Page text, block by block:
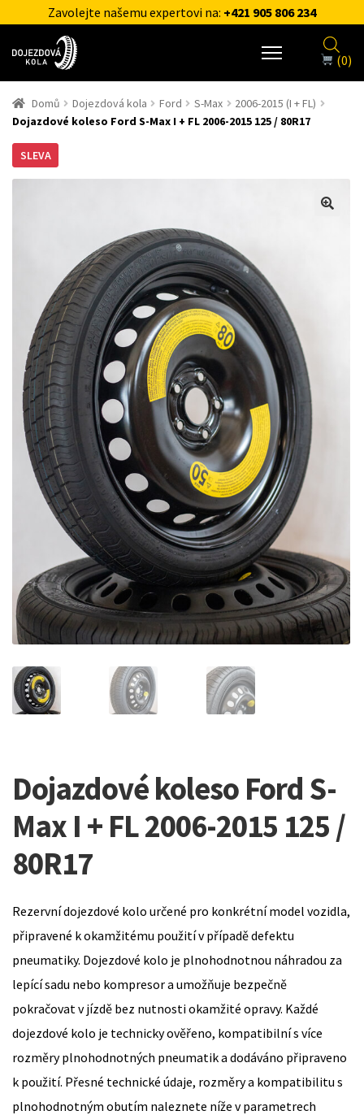
Zavolejte našemu expertovi na: +421 905 806 234
(0)
Domů Dojezdová kola Ford S-Max
2006-2015 (I + FL)
Dojazdové koleso Ford S-Max I + FL 2006-2015 125 / 80R17
SLEVA
Dojazdové koleso Ford S-
Max I + FL 2006-2015 125 /
80R17
Rezervní dojezdové kolo určené pro konkrétní model vozidla,
připravené k okamžitému použití v případě defektu
pneumatiky. Dojezdové kolo je plnohodnotnou náhradou za
lepící sadu nebo kompresor a umožňuje bezpečně
pokračovat v jízdě bez nutnosti okamžité opravy. Každé
dojezdové kolo je technicky ověřeno, kompatibilní s více
rozměry plnohodnotných pneumatik a dodáváno připraveno
k použití. Přesné technické údaje, rozměry a kompatibilitu s
plnohodnotným obutím naleznete níže v parametrech